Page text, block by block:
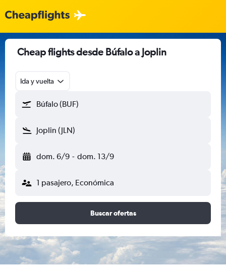
Cheap flights desde Búfalo a Joplin
Ida y vuelta
Búfalo (BUF)
Joplin (JLN)
dom. 6/9 - dom. 13/9
1 pasajero, Económica
Buscar ofertas